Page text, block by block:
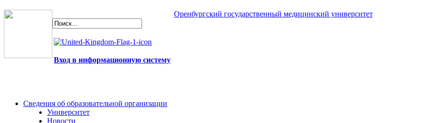
Оренбургский государственный медицинский университет
Вход в информационную систему
Сведения об образовательной организации
Университет
Новости